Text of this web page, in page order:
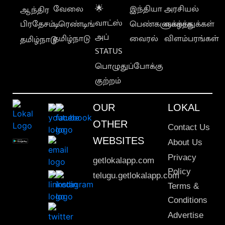
ஆந்திர
பிரதேசம்
தமிழ்நாடு
வேலை
டிரெண்டிங்
தமிழ்நாடு
🌟
வாட்ஸ்
அப்
STATUS
பொழுதுப்போக்கு
குற்றம்
இந்தியா
பெண்களுக்காக
வைரல்
அரசியல்
வாழ்த்துக்கள்
விளம்பரங்கள்
OUR
OTHER
WEBSITES
getlokalapp.com
telugu.getlokalapp.com
LOKAL
Contact Us
About Us
Privacy
Policy
Terms &
Conditions
Advertise